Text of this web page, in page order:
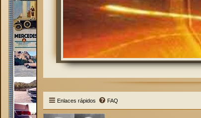
Enlaces rápidos FAQ